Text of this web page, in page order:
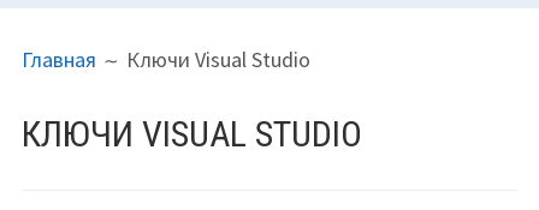
НА
(ХЛЕБНЫЕ
КРОШКИ)
Главная Ключи Visual Studio
КЛЮЧИ VISUAL STUDIO